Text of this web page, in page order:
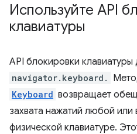
Используйте API
клавиатуры
API блокировки клавиатуры
navigator.keyboard.
Keyboard возвращает
захвата нажатий любой или
физической клавиатуре.